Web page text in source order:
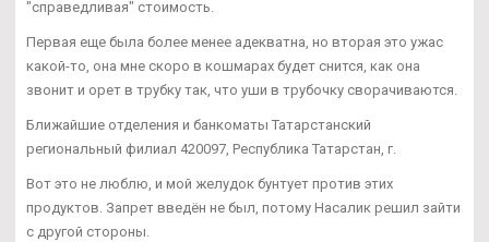
"справедливая" стоимость.
Первая еще была более менее адекватна, но вторая это ужас
какой-то, она мне скоро в кошмарах будет снится, как она
звонит и орет в трубку так, что уши в трубочку сворачиваются.
Ближайшие отделения и банкоматы Татарстанский
региональный филиал 420097, Республика Татарстан, г.
Вот это не люблю, и мой желудок бунтует против этих
продуктов. Запрет введён не был, потому Насалик решил зайти
с другой стороны.